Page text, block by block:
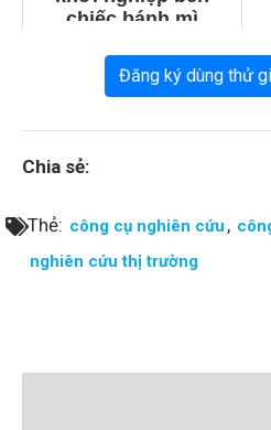
chiếc bánh mì
Đăng ký dùng thử
Chia sẻ:
Thẻ: công cụ nghiên cứu ,
nghiên cứu thị trường